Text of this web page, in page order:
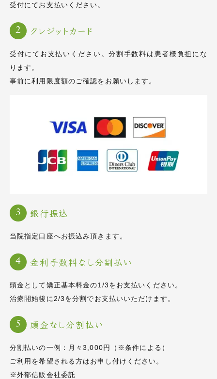
受付にてお支払いください。
クレジットカード
受付にてお支払いください。分割手数料は患者様負担にな
ります。
事前に利用限度額のご確認をお願いします。
銀行振込
当院指定口座へお振込み頂きます。
金利手数料なし分割払い
頭金として矯正基本料金の1/3をお支払いください。
治療開始後に2/3を分割でお支払いいただけます。
頭金なし分割払い
分割払いの一例：月々3,000円（※条件による）
ご利用を希望される方はお申し付けください。
※外部信販会社委託